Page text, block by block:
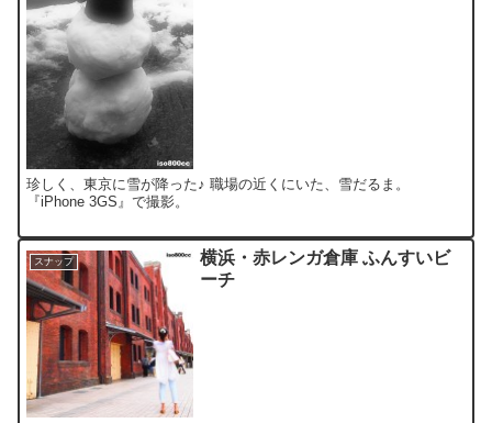
珍しく、東京に雪が降った♪ 職場の近くにいた、雪だるま。
『iPhone 3GS』で撮影。
スナップ
横浜・赤レンガ倉庫 ふんすいビ
ーチ